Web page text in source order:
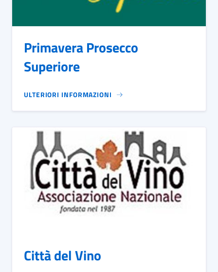
Primavera Prosecco
Superiore
ULTERIORI INFORMAZIONI
Città del Vino